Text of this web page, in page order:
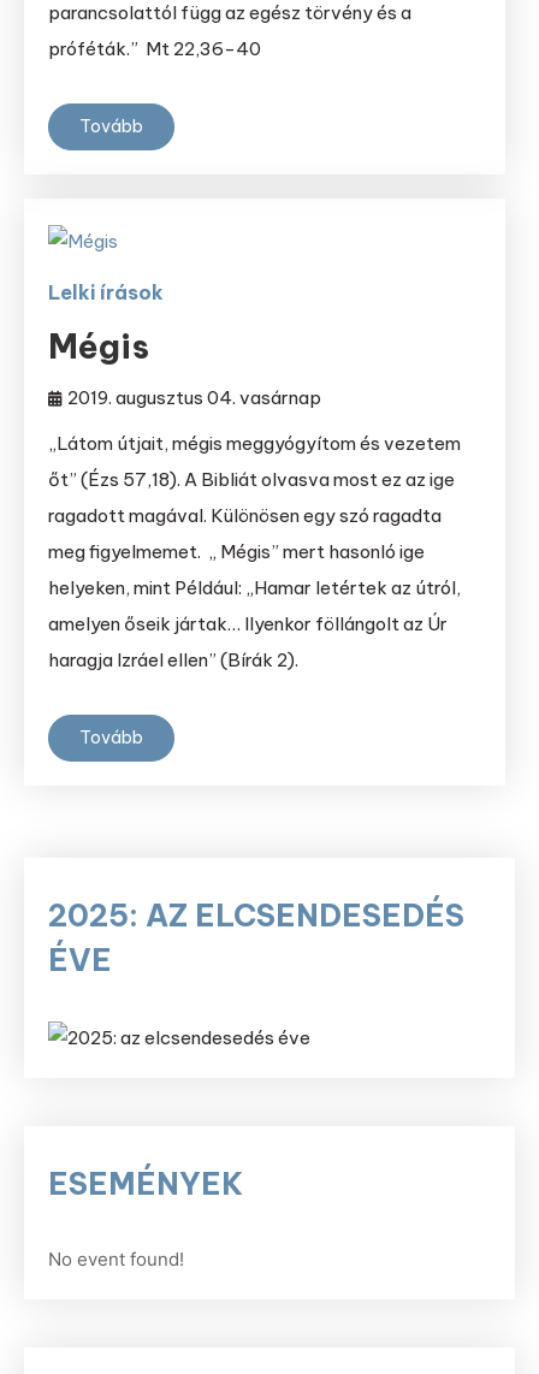
parancsolattól függ az egész törvény és a
próféták.” Mt 22,36-40
Tovább
Lelki írások
Mégis
2019. augusztus 04. vasárnap
„Látom útjait, mégis meggyógyítom és vezetem
őt” (Ézs 57,18). A Bibliát olvasva most ez az ige
ragadott magával. Különösen egy szó ragadta
meg figyelmemet. „ Mégis” mert hasonló ige
helyeken, mint Például: „Hamar letértek az útról,
amelyen őseik jártak… Ilyenkor föllángolt az Úr
haragja Izráel ellen” (Bírák 2).
Tovább
2025: AZ ELCSENDESEDÉS
ÉVE
ESEMÉNYEK
No event found!